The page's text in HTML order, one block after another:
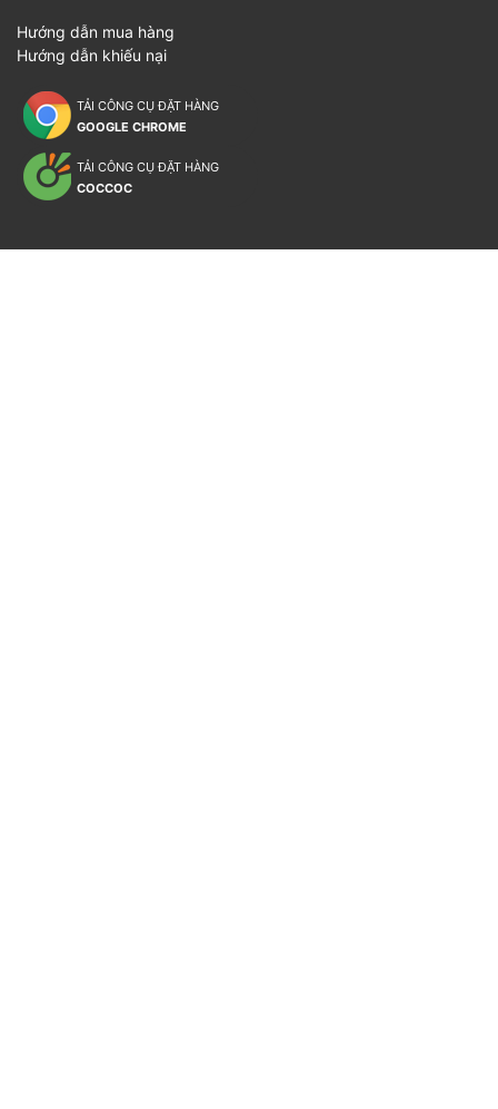
Hướng dẫn mua hàng
Hướng dẫn khiếu nại
TẢI CÔNG CỤ ĐẶT HÀNG
GOOGLE CHROME
TẢI CÔNG CỤ ĐẶT HÀNG
COCCOC